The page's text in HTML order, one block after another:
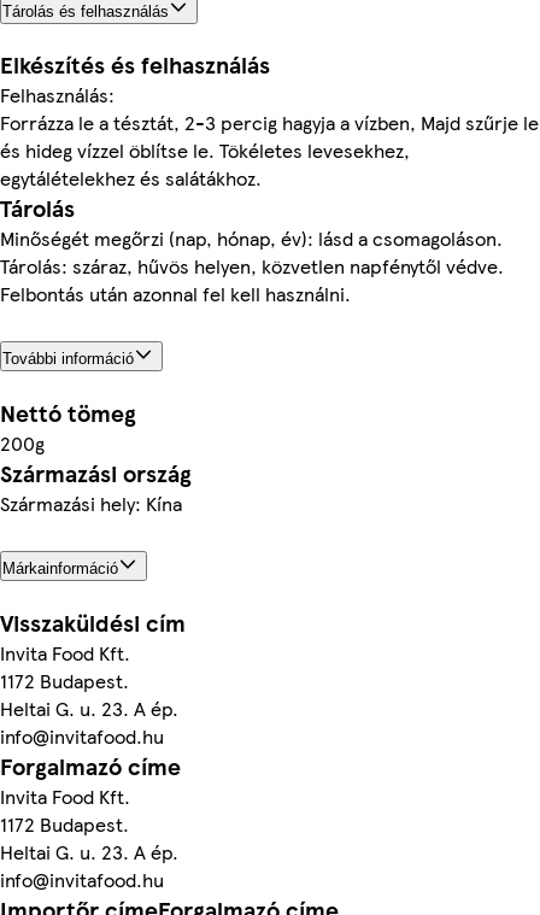
Tárolás és felhasználás
Elkészítés és felhasználás
Felhasználás:
Forrázza le a tésztát, 2-3 percig hagyja a vízben, Majd szűrje le
és hideg vízzel öblítse le. Tökéletes levesekhez,
egytálételekhez és salátákhoz.
Tárolás
Minőségét megőrzi (nap, hónap, év): lásd a csomagoláson.
Tárolás: száraz, hűvös helyen, közvetlen napfénytől védve.
Felbontás után azonnal fel kell használni.
További információ
Nettó tömeg
200g
Származási ország
Származási hely: Kína
Márkainformáció
Visszaküldési cím
Invita Food Kft.
1172 Budapest.
Heltai G. u. 23. A ép.
info@invitafood.hu
Forgalmazó címe
Invita Food Kft.
1172 Budapest.
Heltai G. u. 23. A ép.
info@invitafood.hu